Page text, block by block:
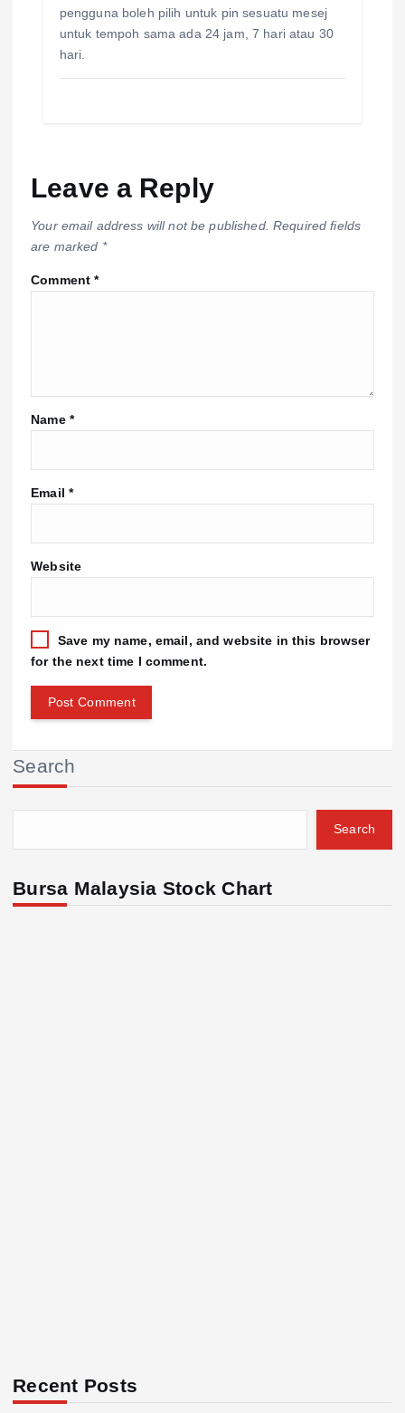
pengguna boleh pilih untuk pin sesuatu mesej
untuk tempoh sama ada 24 jam, 7 hari atau 30
hari.
Leave a Reply
Your email address will not be published. Required fields
are marked *
Comment*
Name *
Email *
Website
Save my name, email, and website in this browser
for the next time I comment.
Search
Search
Bursa Malaysia Stock Chart
Recent Posts